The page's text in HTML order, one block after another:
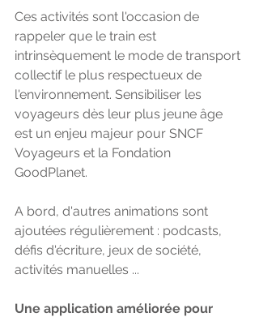
Ces activités sont l'occasion de
rappeler que le train est
intrinsèquement le mode de transport
collectif le plus respectueux de
l'environnement. Sensibiliser les
voyageurs dès leur plus jeune âge
est un enjeu majeur pour SNCF
Voyageurs et la Fondation
GoodPlanet.
A bord, d'autres animations sont
ajoutées régulièrement : podcasts,
défis d'écriture, jeux de société,
activités manuelles ...
Une application améliorée pour